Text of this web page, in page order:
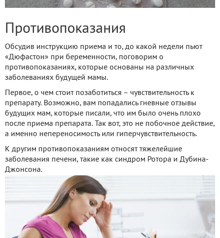
Противопоказания
Обсудив инструкцию приема и то, до какой недели пьют
«Дюфастон» при беременности, поговорим о
противопоказаниях, которые основаны на различных
заболеваниях будущей мамы.
Первое, о чем стоит позаботиться – чувствительность к
препарату. Возможно, вам попадались гневные отзывы
будущих мам, которые писали, что им было очень плохо
после приема препарата. Так вот, это не побочное действие,
а именно непереносимость или гиперчувствительность.
К другим противопоказаниям относят тяжелейшие
заболевания печени, такие как синдром Ротора и Дубина-
Джонсона.